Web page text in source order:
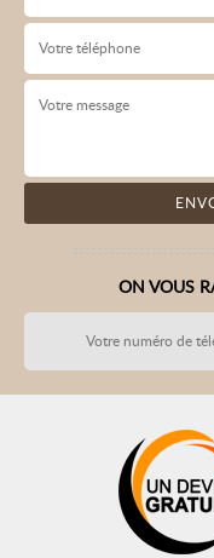
ON VOUS